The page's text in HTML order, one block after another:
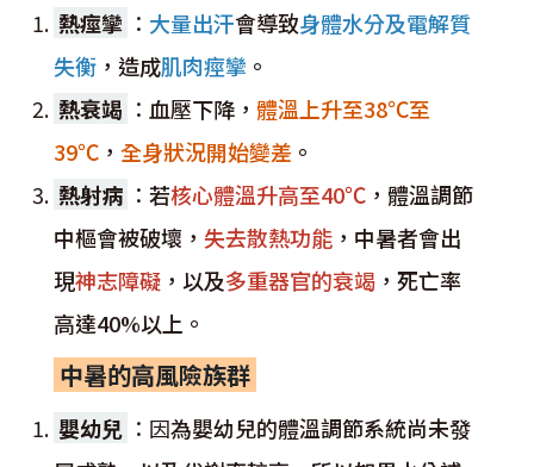
熱痙攣 ： 大量出汗會導致身體水分及電解質
失衡 ，造成肌肉痙攣 。
熱衰竭 ： 血壓下降， 體溫上升至38℃至
39℃ ， 全身狀況開始變差 。
熱射病 ： 若核心體溫升高至40℃ ，體溫調節
中樞會被破壞， 失去散熱功能 ，中暑者會出
現神志障礙 ，以及多重器官的衰竭 ，死亡率
高達40%以上。
中暑的高風險族群
嬰幼兒 ：因為嬰幼兒的體溫調節系統尚未發